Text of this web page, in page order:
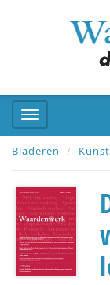
Bladeren